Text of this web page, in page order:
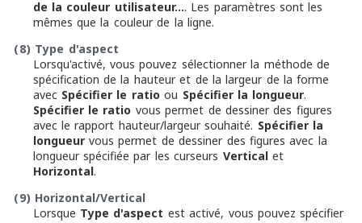
de la couleur utilisateur…. Les paramètres sont les
mêmes que la couleur de la ligne.
(8) Type d'aspect
Lorsqu'activé, vous pouvez sélectionner la méthode de
spécification de la hauteur et de la largeur de la forme
avec Spécifier le ratio ou Spécifier la longueur.
Spécifier le ratio vous permet de dessiner des figures
avec le rapport hauteur/largeur souhaité. Spécifier la
longueurvous permet de dessiner des figures avec la
longueur spécifiée par les curseurs Verticalet
Horizontal.
(9) Horizontal/Vertical
Lorsque Type d'aspect est activé, vous pouvez spécifier